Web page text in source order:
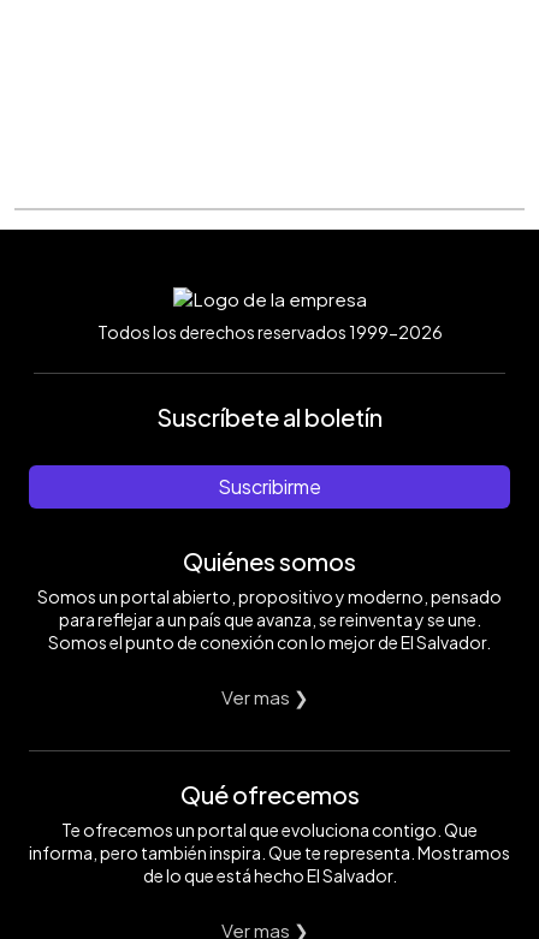
Todos los derechos reservados 1999-2026
Suscríbete al boletín
Suscribirme
Quiénes somos
Somos un portal abierto, propositivo y moderno, pensado
para reflejar a un país que avanza, se reinventa y se une.
Somos el punto de conexión con lo mejor de El Salvador.
Ver mas ❯
Qué ofrecemos
Te ofrecemos un portal que evoluciona contigo. Que
informa, pero también inspira. Que te representa. Mostramos
de lo que está hecho El Salvador.
Ver mas ❯